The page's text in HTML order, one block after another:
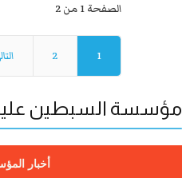
الصفحة 1 من 2
1
2
مؤسسة السبطين
أخبار